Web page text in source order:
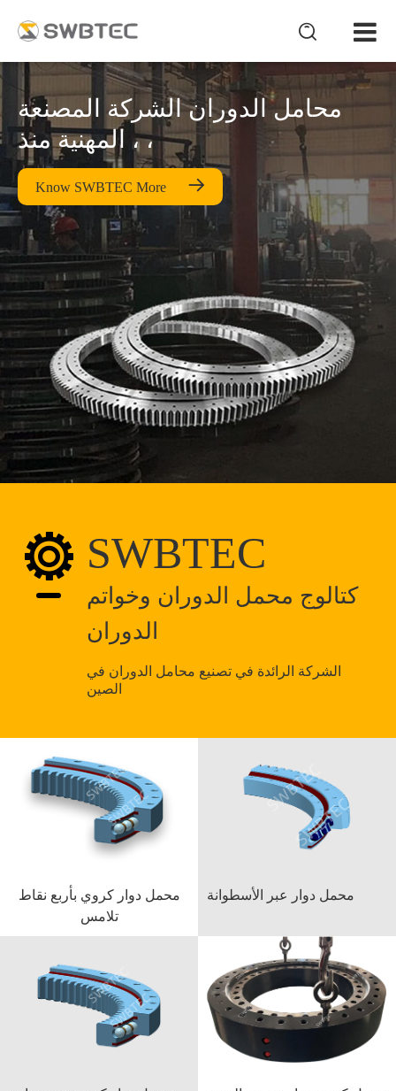

محامل الدوران الشركة المصنعة
المهنية منذ ، ،
Know SWBTEC More 
 SWBTEC
كتالوج محمل الدوران وخواتم
الدوران
الشركة الرائدة في تصنيع محامل الدوران في
الصين
محمل دوار كروي بأربع نقاط
تلامس
محمل دوار عبر الأسطوانة